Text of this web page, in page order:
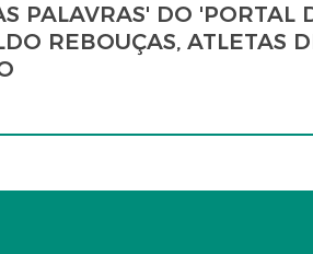
PALAVRAS' DO 'PORTAL
REBOUÇAS, ATLETAS